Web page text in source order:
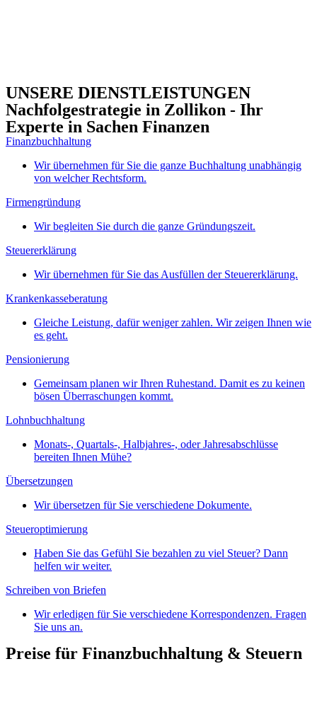
UNSERE DIENSTLEISTUNGEN
Nachfolgestrategie in Zollikon - Ihr
Experte in Sachen Finanzen
Finanzbuchhaltung
Wir übernehmen für Sie die ganze Buchhaltung unabhängig
von welcher Rechtsform.
Firmengründung
Wir begleiten Sie durch die ganze Gründungszeit.
Steuererklärung
Wir übernehmen für Sie das Ausfüllen der Steuererklärung.
Krankenkasseberatung
Gleiche Leistung, dafür weniger zahlen. Wir zeigen Ihnen wie
es geht.
Pensionierung
Gemeinsam planen wir Ihren Ruhestand. Damit es zu keinen
bösen Überraschungen kommt.
Lohnbuchhaltung
Monats-, Quartals-, Halbjahres-, oder Jahresabschlüsse
bereiten Ihnen Mühe?
Übersetzungen
Wir übersetzen für Sie verschiedene Dokumente.
Steueroptimierung
Haben Sie das Gefühl Sie bezahlen zu viel Steuer? Dann
helfen wir weiter.
Schreiben von Briefen
Wir erledigen für Sie verschiedene Korrespondenzen. Fragen
Sie uns an.
Preise für Finanzbuchhaltung & Steuern